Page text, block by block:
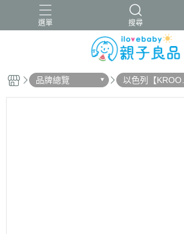
選單 搜尋
16吋腳踏車 ergobaby配件 寬口奶瓶
品牌總覽
以色列【KROOO
M】